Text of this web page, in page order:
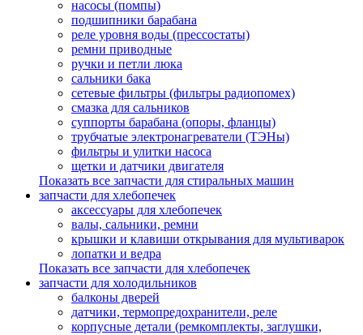
насосы (помпы)
подшипники барабана
реле уровня воды (прессостаты)
ремни приводные
ручки и петли люка
сальники бака
сетевые фильтры (фильтры радиопомех)
смазка для сальников
суппорты барабана (опоры, фланцы)
трубчатые электронагреватели (ТЭНы)
фильтры и улитки насоса
щетки и датчики двигателя
Показать все запчасти для стиральных машин
запчасти для хлебопечек
аксессуары для хлебопечек
валы, сальники, ремни
крышки и клавиши открывания для мультиварок
лопатки и ведра
Показать все запчасти для хлебопечек
запчасти для холодильников
балконы дверей
датчики, термопредохранители, реле
корпусные детали (ремкомплекты, заглушки,